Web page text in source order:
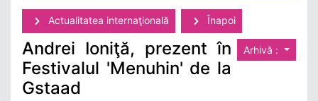
Actualitatea internaţională Înapoi
Arhivă :
Andrei Ioniţă, prezent în
Festivalul 'Menuhin' de la
Gstaad